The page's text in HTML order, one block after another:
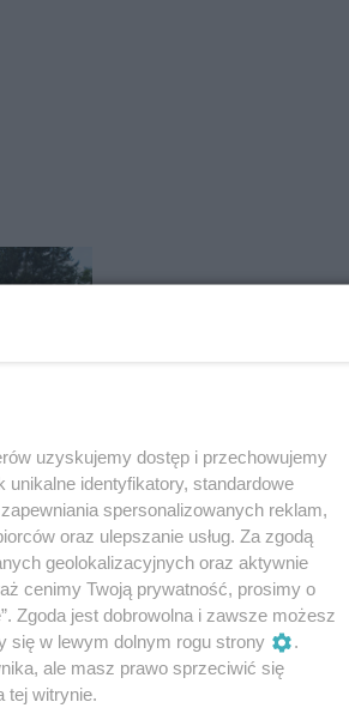
na
uzyskujemy dostęp i przechowujemy
identyfikatory, standardowe
spersonalizowanych reklam,
oraz ulepszanie usług. Za zgodą
geolokalizacyjnych oraz aktywnie
cenimy Twoją prywatność, prosimy o
Zgoda jest dobrowolna i zawsze możesz
się w lewym dolnym rogu strony
.
ale masz prawo sprzeciwić się
tej witrynie.